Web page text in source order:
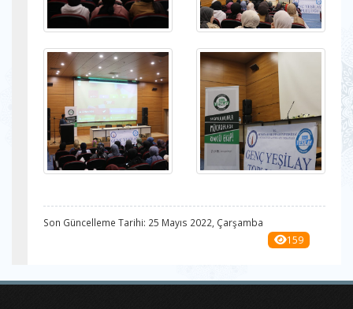
Son Güncelleme Tarihi: 25 Mayıs 2022, Çarşamba
159